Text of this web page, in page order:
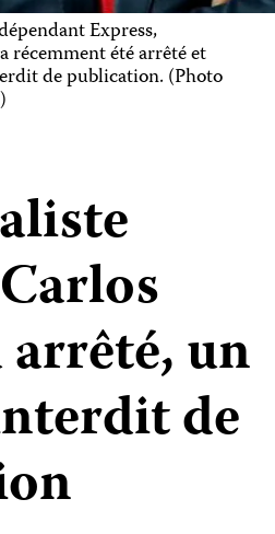
Express,
récemment été arrêté et
de publication. (Photo
un
de